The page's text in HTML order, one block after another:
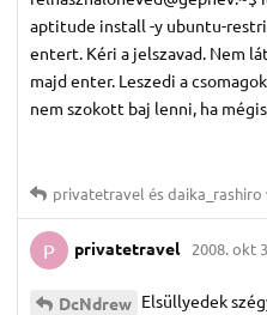
aptitude install -y ubuntu-
entert. Kéri a jelszavad. Nem
majd enter. Leszedi a
nem szokott baj lenni, ha
privatetravel ésdaika_rashiro
P privatetravel 2008. okt
DcNdrew Elsüllyedek